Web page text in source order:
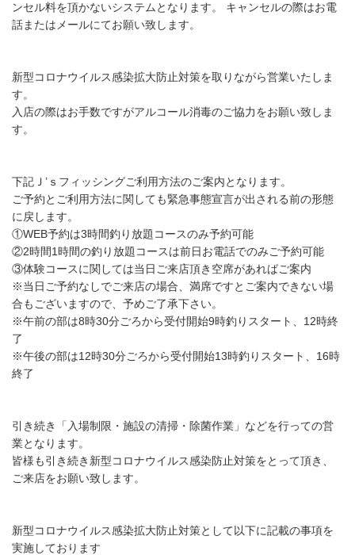
ンセル料を頂かないシステムとなります。 キャンセルの際はお電
話またはメールにてお願い致します。
新型コロナウイルス感染拡大防止対策を取りながら営業いたしま
す。
入店の際はお手数ですがアルコール消毒のご協力をお願い致しま
す。
下記Ｊ’ｓフィッシングご利用方法のご案内となります。
ご予約とご利用方法に関しても緊急事態宣言が出される前の形態
に戻します。
①WEB予約は3時間釣り放題コースのみ予約可能
②2時間1時間の釣り放題コースは前日お電話でのみご予約可能
③体験コースに関しては当日ご来店頂き空席があればご案内
※当日ご予約なしでご来店の場合、満席ですとご案内できない場
合もございますので、予めご了承下さい。
※午前の部は8時30分ごろから受付開始9時釣りスタート、12時終
了
※午後の部は12時30分ごろから受付開始13時釣りスタート、16時
終了
引き続き「入場制限・施設の清掃・除菌作業」などを行っての営
業となります。
皆様も引き続き新型コロナウイルス感染防止対策をとって頂き、
ご来店をお願い致します。
新型コロナウイルス感染拡大防止対策として以下に記載の事項を
実施しております